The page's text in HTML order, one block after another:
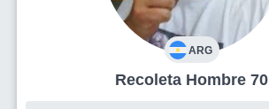
ARG
Recoleta Hombre 70